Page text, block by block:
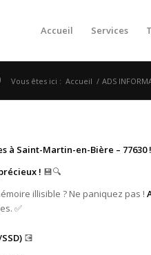
Accueil Services
Vous êtes ici : Accueil / ADS
à Saint-Martin-en-Bière – 77630 !
! 💾🔍
illisible ? Ne paniquez pas !
✅
💽